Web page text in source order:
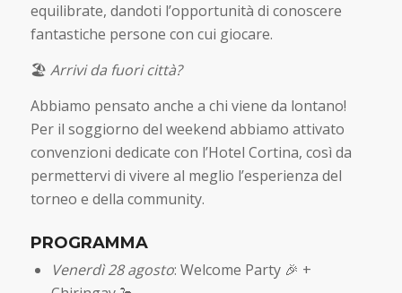
equilibrate, dandoti l’opportunità di conoscere
fantastiche persone con cui giocare.
🏖️ Arrivi da fuori città?
Abbiamo pensato anche a chi viene da lontano!
Per il soggiorno del weekend abbiamo attivato
convenzioni dedicate con l’Hotel Cortina, così da
permettervi di vivere al meglio l’esperienza del
torneo e della community.
PROGRAMMA
Venerdì 28 agosto: Welcome Party 🎉 +